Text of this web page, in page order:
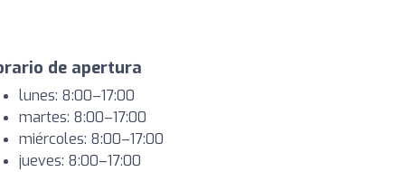
de apertura
lunes: 8:00–17:00
martes: 8:00–17:00
miércoles: 8:00–17:00
jueves: 8:00–17:00